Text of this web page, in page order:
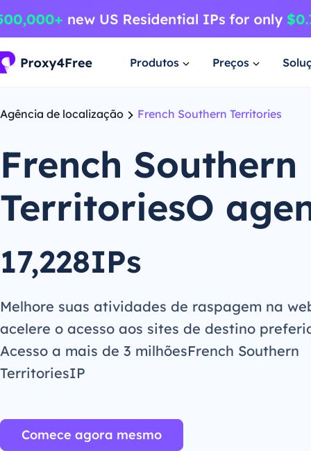
Produtos Preços
Agência de localização French Southern Territories
French Southern
TerritoriesO
17,228IPs
Melhore suas atividades de raspagem na
acelere o acesso aos sites de destino
Acesso a mais de 3 milhõesFrench Southern
TerritoriesIP
Comece agora mesmo